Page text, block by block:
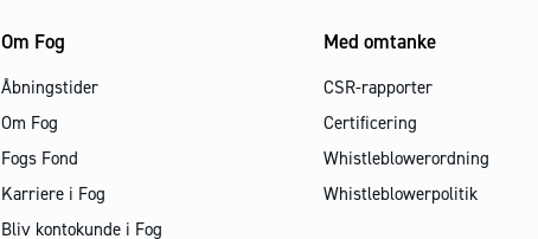
Om Fog
Åbningstider
Om Fog
Fogs Fond
Karriere i Fog
Bliv kontokunde i Fog
Med omtanke
CSR-rapporter
Certificering
Whistleblowerordning
Whistleblowerpolitik